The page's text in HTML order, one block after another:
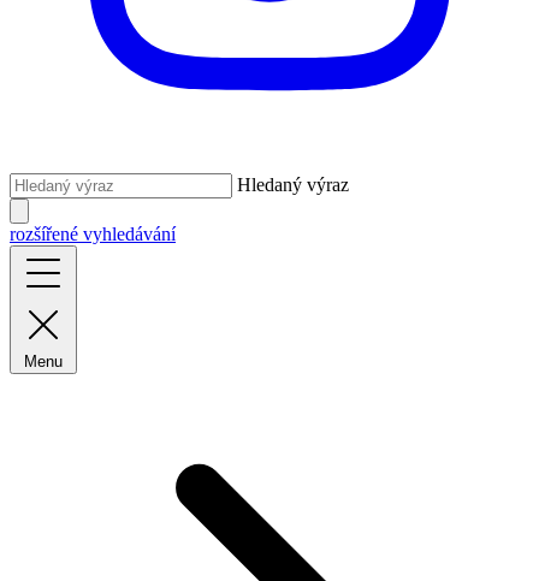
Hledaný výraz
rozšířené vyhledávání
Menu